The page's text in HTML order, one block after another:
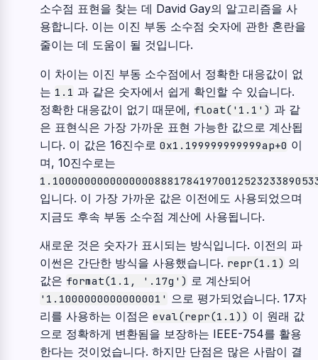
소수점 표현을 찾는 데 David Gay의 알고리즘을 사
용합니다. 이는 이진 부동 소수점 숫자에 관한 혼란을
줄이는 데 도움이 될 것입니다.
이 차이는 이진 부동 소수점에서 정확한 대응값이 없
는 1.1 과 같은 숫자에서 쉽게 확인할 수 있습니다.
정확한 대응값이 없기 때문에, float('1.1') 과 같
은 표현식은 가장 가까운 표현 가능한 값으로 계산됩
니다. 이 값은 16진수로 0x1.199999999999ap+0 이
며, 10진수로는
입니다. 이 가장 가까운 값은 이전에도 사용되었으며
지금도 후속 부동 소수점 계산에 사용됩니다.
새로운 것은 숫자가 표시되는 방식입니다. 이전의 파
이썬은 간단한 방식을 사용했습니다. repr(1.1) 의
값은 format(1.1, '.17g') 로 계산되어
'1.1000000000000001' 으로 평가되었습니다. 17자
리를 사용하는 이점은 eval(repr(1.1)) 이 원래 값
으로 정확하게 변환됨을 보장하는 IEEE-754를 활용
한다는 것이었습니다. 하지만 단점은 많은 사람이 결